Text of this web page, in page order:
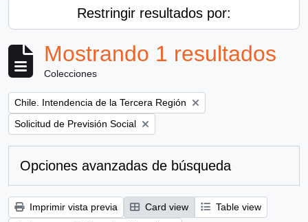
Restringir resultados por:
Mostrando 1 resultados
Colecciones
Remove filter:
Chile. Intendencia de la Tercera Región
Remove filter:
Solicitud de Previsión Social
Opciones avanzadas de búsqueda
Imprimir vista previa Card view
Table view